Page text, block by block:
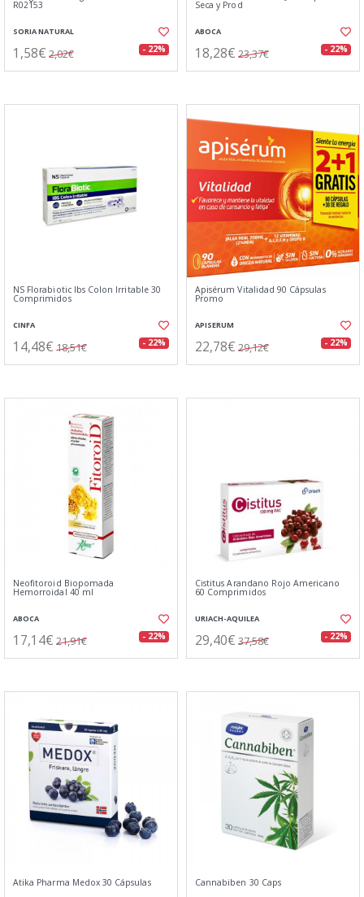
R02153
SORIA NATURAL
1,58€ 2,02€ - 22%
Seca y Prod
ABOCA
18,28€ 23,37€ - 22%
NS Florabiotic Ibs Colon Irritable 30
Comprimidos
CINFA
14,48€ 18,51€ - 22%
Apisérum Vitalidad 90 Cápsulas
Promo
APISERUM
22,78€ 29,12€ - 22%
Neofitoroid Biopomada
Hemorroidal 40 ml
ABOCA
17,14€ 21,91€ - 22%
Cistitus Arandano Rojo Americano
60 Comprimidos
URIACH-AQUILEA
29,40€ 37,58€ - 22%
Atika Pharma Medox 30 Cápsulas Cannabiben 30 Caps